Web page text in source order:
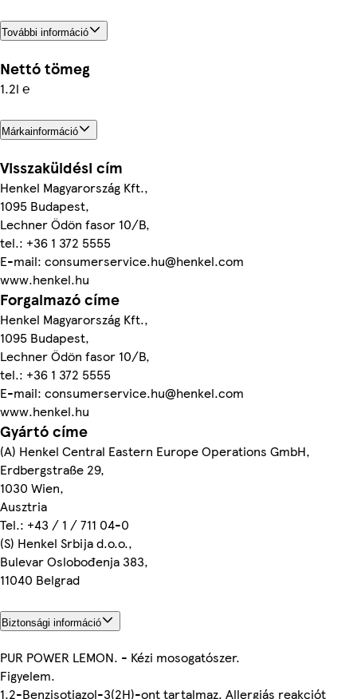
További információ
Nettó tömeg
1.2l ℮
Márkainformáció
Visszaküldési cím
Henkel Magyarország Kft.,
1095 Budapest,
Lechner Ödön fasor 10/B,
tel.: +36 1 372 5555
E-mail: consumerservice.hu@henkel.com
www.henkel.hu
Forgalmazó címe
Henkel Magyarország Kft.,
1095 Budapest,
Lechner Ödön fasor 10/B,
tel.: +36 1 372 5555
E-mail: consumerservice.hu@henkel.com
www.henkel.hu
Gyártó címe
(A) Henkel Central Eastern Europe Operations GmbH,
Erdbergstraße 29,
1030 Wien,
Ausztria
Tel.: +43 / 1 / 711 04-0
(S) Henkel Srbija d.o.o.,
Bulevar Oslobođenja 383,
11040 Belgrad
Biztonsági információ
PUR POWER LEMON. - Kézi mosogatószer.
Figyelem.
1,2-Benzisotiazol-3(2H)-ont tartalmaz. Allergiás reakciót